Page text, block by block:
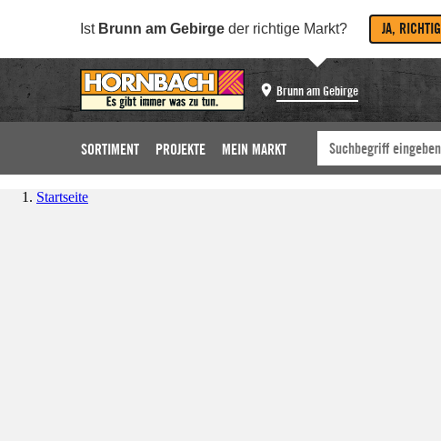
Ist Brunn am Gebirge der richtige Markt? JA, RICHTIG
Brunn am Gebirge
SORTIMENT PROJEKTE MEIN MARKT
Startseite